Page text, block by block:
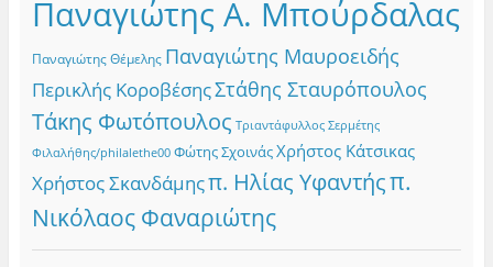
Παναγιώτης Α. Μπούρδαλας
Παναγιώτης Θέμελης Παναγιώτης Μαυροειδής
Περικλής ΚοροβέσηςΣτάθης Σταυρόπουλος
Τάκης Φωτόπουλος Τριαντάφυλλος Σερμέτης
Φιλαλήθης/philalethe00 Φώτης ΣχοινάςΧρήστος Κάτσικας
Χρήστος Σκανδάμηςπ. Ηλίας Υφαντήςπ.
Νικόλαος Φαναριώτης